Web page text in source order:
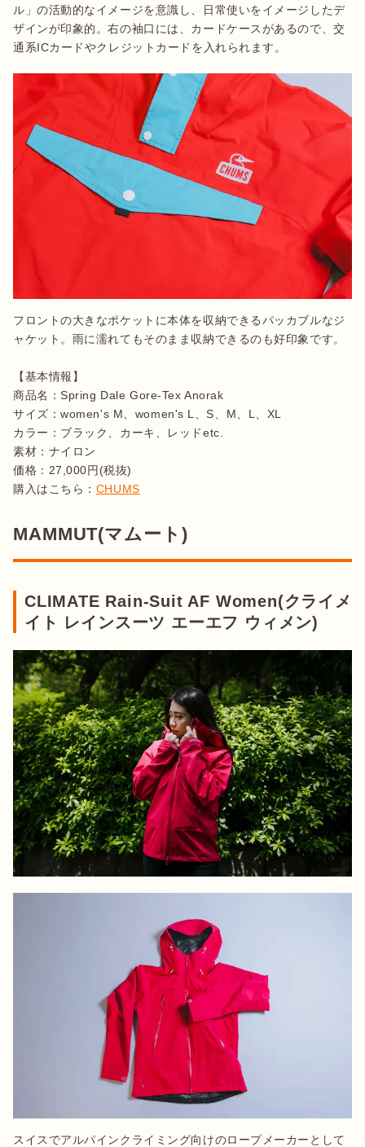
ル」の活動的なイメージを意識し、日常使いをイメージしたデ
ザインが印象的。右の袖口には、カードケースがあるので、交
通系ICカードやクレジットカードを入れられます。
フロントの大きなポケットに本体を収納できるパッカブルなジ
ャケット。雨に濡れてもそのまま収納できるのも好印象です。
【基本情報】
商品名：Spring Dale Gore-Tex Anorak
サイズ：women's M、women's L、S、M、L、XL
カラー：ブラック、カーキ、レッドetc.
素材：ナイロン
価格：27,000円(税抜)
購入はこちら： CHUMS
MAMMUT(マムート)
CLIMATE Rain-Suit AF Women(クライメ
イト レインスーツ エーエフ ウィメン)
スイスでアルパインクライミング向けのロープメーカーとして